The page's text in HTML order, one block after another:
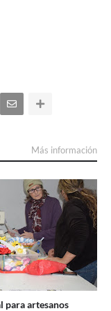
Más información
para artesanos